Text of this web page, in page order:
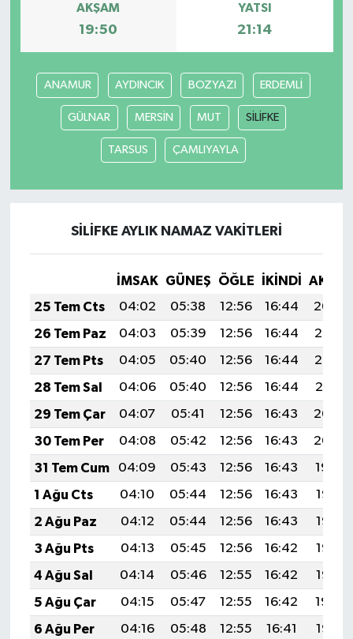
AKŞAM
19:50
YATSI
21:14
ANAMUR AYDINCIK BOZYAZI ERDEMLİ
GÜLNAR MERSİN MUT SİLİFKE
TARSUS ÇAMLIYAYLA
SİLİFKE AYLIK NAMAZ VAKITLERI
İMSAK GÜNEŞ ÖĞLE İKINDI
25 Tem Cts
04:02 05:38 12:56 16:44
20:04
26 Tem Paz
04:03 05:39 12:56 16:44
20:03
27 Tem Pts
04:05 05:40 12:56 16:44
20:02
28 Tem Sal
04:06 05:40 12:56 16:44
20:01
29 Tem Çar
04:07 05:41 12:56 16:43
20:00
30 Tem Per
04:08 05:42 12:56 16:43
20:00
31 Tem Cum
04:09 05:43 12:56 16:43
19:59
1 Ağu Cts
04:10 05:44 12:56 16:43
19:58
2 Ağu Paz
04:12 05:44 12:56 16:43
19:57
3 Ağu Pts
04:13 05:45 12:56 16:42
19:56
4 Ağu Sal
04:14 05:46 12:55 16:42
19:55
5 Ağu Çar
04:15 05:47 12:55 16:42
19:54
6 Ağu Per
04:16 05:48 12:55 16:41
19:53